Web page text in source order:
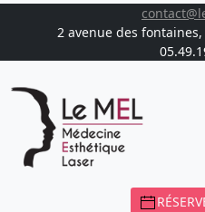
2 avenue des fontaines,